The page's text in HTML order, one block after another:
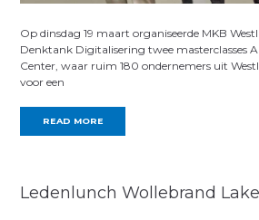
Op dinsdag 19 maart organiseerde MKB
Denktank Digitalisering twee masterclasses
Center, waar ruim 180 ondernemers uit
voor een
READ MORE
Ledenlunch Wollebrand